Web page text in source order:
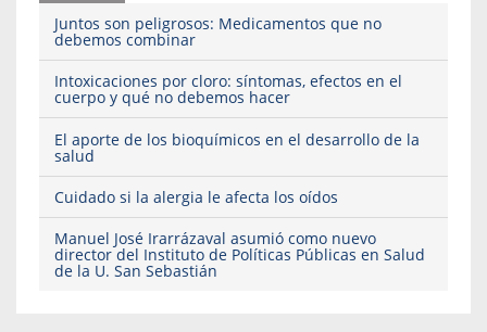
Juntos son peligrosos: Medicamentos que no
debemos combinar
Intoxicaciones por cloro: síntomas, efectos en el
cuerpo y qué no debemos hacer
El aporte de los bioquímicos en el desarrollo de la
salud
Cuidado si la alergia le afecta los oídos
Manuel José Irarrázaval asumió como nuevo
director del Instituto de Políticas Públicas en Salud
de la U. San Sebastián